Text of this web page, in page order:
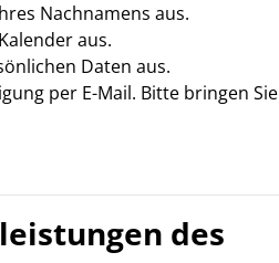
Nachnamens aus.
aus.
Daten aus.
per E-Mail. Bitte bringen Sie
des